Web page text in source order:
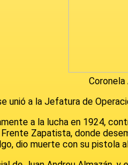
Coronela
unió a la Jefatura de
a la lucha en 1924,
Zapatista, donde
dio muerte con su pistola